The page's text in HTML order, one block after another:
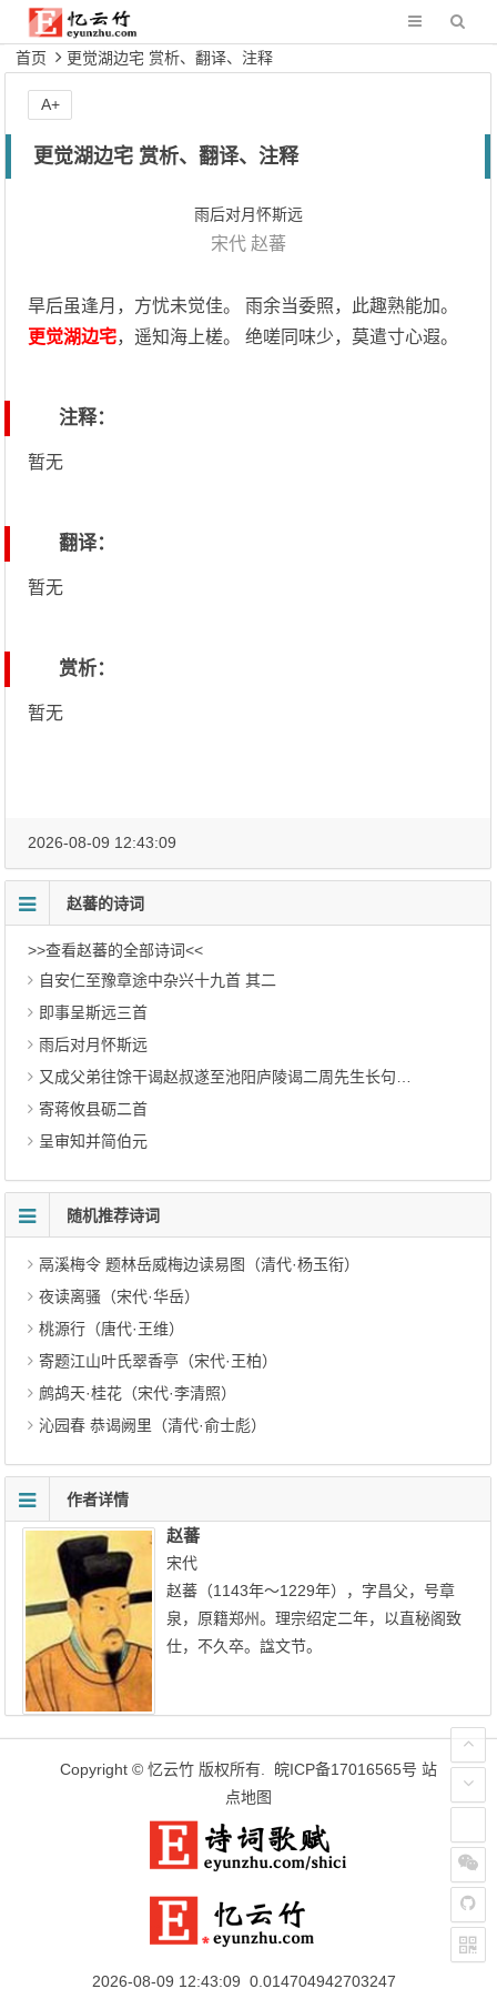
首页 更觉湖边宅 赏析、翻译、注释
更觉湖边宅 赏析、翻译、注释
雨后对月怀斯远
宋代 赵蕃
旱后虽逢月，方忧未觉佳。 雨余当委照，此趣熟能加。
更觉湖边宅，遥知海上槎。 绝嗟同味少，莫遣寸心遐。
注释：
暂无
翻译：
暂无
赏析：
暂无
A+
2026-08-09 12:43:09
赵蕃的诗词
>>查看赵蕃的全部诗词<<
自安仁至豫章途中杂兴十九首 其二
即事呈斯远三首
雨后对月怀斯远
又成父弟往馀干谒赵叔遂至池阳庐陵谒二周先生长句送行
寄蒋攸县砺二首
呈审知并简伯元
随机推荐诗词
鬲溪梅令 题林岳威梅边读易图（清代·杨玉衔）
夜读离骚（宋代·华岳）
桃源行（唐代·王维）
寄题江山叶氏翠香亭（宋代·王柏）
鹧鸪天·桂花（宋代·李清照）
沁园春 恭谒阙里（清代·俞士彪）
作者详情
赵蕃
宋代
赵蕃（1143年～1229年），字昌父，号章
泉，原籍郑州。理宗绍定二年，以直秘阁致
仕，不久卒。諡文节。
Copyright © 忆云竹 版权所有. 皖ICP备17016565号 站
点地图
2026-08-09 12:43:09 0.014704942703247